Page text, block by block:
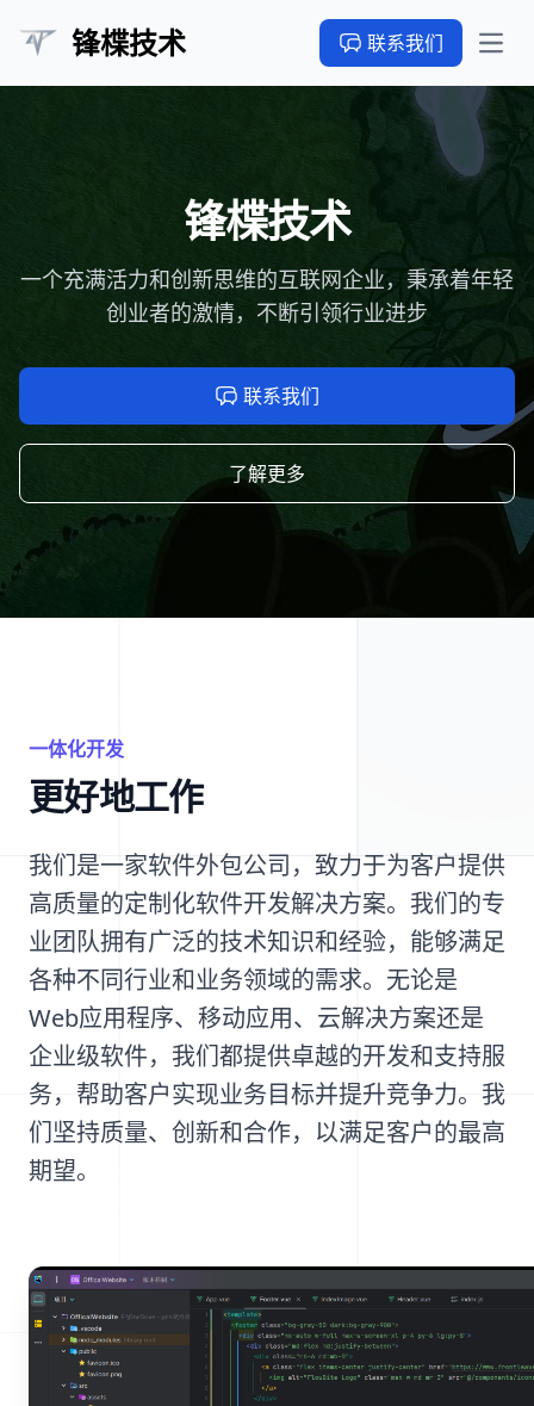
锋楪技术 联系我们
锋楪技术
一个充满活力和创新思维的互联网企业，秉承着年轻
创业者的激情，不断引领行业进步
联系我们
了解更多
一体化开发
更好地工作
我们是一家软件外包公司，致力于为客户提供
高质量的定制化软件开发解决方案。我们的专
业团队拥有广泛的技术知识和经验，能够满足
各种不同行业和业务领域的需求。无论是
Web应用程序、移动应用、云解决方案还是
企业级软件，我们都提供卓越的开发和支持服
务，帮助客户实现业务目标并提升竞争力。我
们坚持质量、创新和合作，以满足客户的最高
期望。